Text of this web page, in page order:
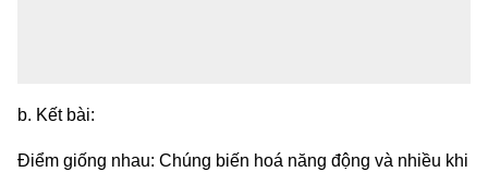
b. Kết bài:
Điểm giống nhau: Chúng biến hoá năng động và nhiều khi